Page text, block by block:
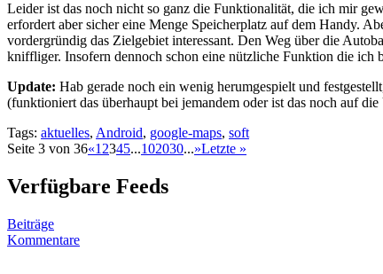
Leider ist das noch nicht so ganz die Funktionalität, die ich mir
erfordert aber sicher eine Menge Speicherplatz auf dem Handy.
vordergründig das Zielgebiet interessant. Den Weg über die
kniffliger. Insofern dennoch schon eine nützliche Funktion die ich
Update: Hab gerade noch ein wenig herumgespielt und
(funktioniert das überhaupt bei jemandem oder ist das noch auf
Tags: aktuelles, Android, google-maps, soft
Seite 3 von 36«1 2345...102030...»Letzte »
Verfügbare Feeds
Beiträge
Kommentare